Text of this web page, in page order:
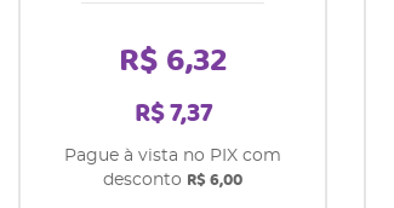
R$ 6,32
R$ 7,37
Pague à vista no PIX com
desconto R$ 6,00